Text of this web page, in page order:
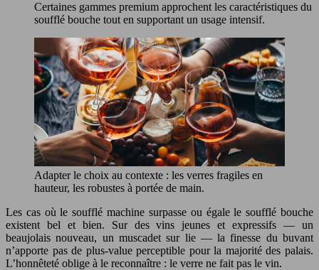
Certaines gammes premium approchent les caractéristiques du
soufflé bouche tout en supportant un usage intensif.
Adapter le choix au contexte : les verres fragiles en
hauteur, les robustes à portée de main.
Les cas où le soufflé machine surpasse ou égale le soufflé bouche
existent bel et bien. Sur des vins jeunes et expressifs — un
beaujolais nouveau, un muscadet sur lie — la finesse du buvant
n’apporte pas de plus-value perceptible pour la majorité des palais.
L’honnêteté oblige à le reconnaître : le verre ne fait pas le vin.